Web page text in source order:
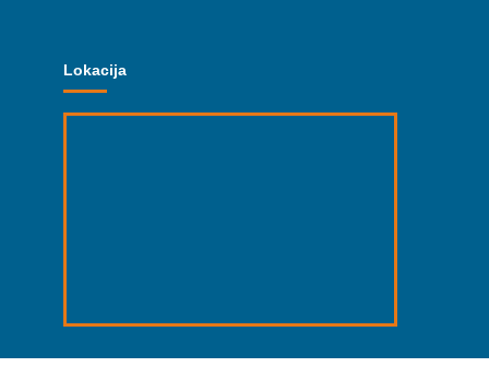
Lokacija